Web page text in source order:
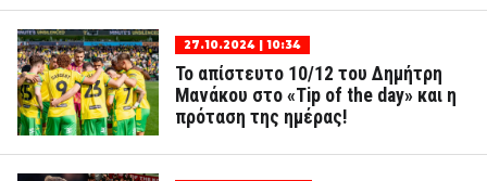
27.10.2024 | 10:34
Το απίστευτο 10/12 του Δημήτρη
Μανάκου στο «Tip of the day» και η
πρόταση της ημέρας!